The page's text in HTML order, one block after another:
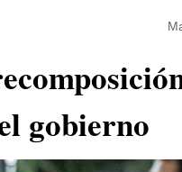
gobierno